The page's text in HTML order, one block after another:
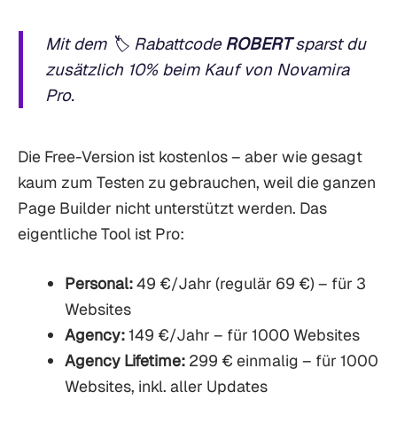
Mit dem 🏷️ RabattcodeROBERTsparst du
zusätzlich 10% beim Kauf von Novamira
Pro.
Die Free-Version ist kostenlos – aber wie gesagt
kaum zum Testen zu gebrauchen, weil die ganzen
Page Builder nicht unterstützt werden. Das
eigentliche Tool ist Pro:
Personal:49 €/Jahr (regulär 69 €) – für 3
Websites
Agency:149 €/Jahr – für 1000 Websites
Agency Lifetime: 299 € einmalig – für 1000
Websites, inkl. aller Updates